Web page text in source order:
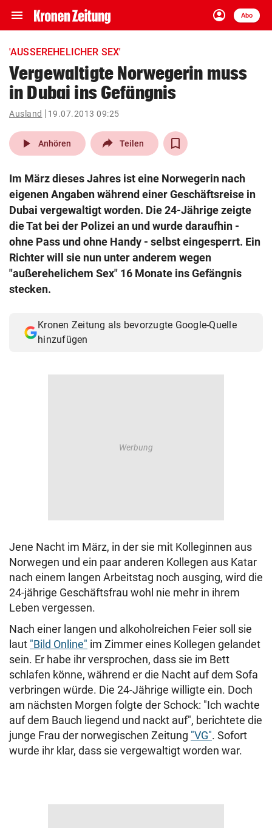
menu Navigation
ein-/ausklappen
account_circle
Anmelden
Abo
close Schließen
account_circle Anmelden
pin_drop
Wien arrow_right
search
Suchbegriff
eingeben
© Krone Multimedia GmbH & Co KG 2026
'AUSSEREHELICHER SEX'
Vergewaltigte Norwegerin muss
in Dubai ins Gefängnis
Ausland 19.07.2013 09:25
play_arrow Anhören Teilen
Im März dieses Jahres ist eine Norwegerin nach
eigenen Angaben während einer Geschäftsreise in
Dubai vergewaltigt worden. Die 24-Jährige zeigte
die Tat bei der Polizei an und wurde daraufhin -
ohne Pass und ohne Handy - selbst eingesperrt. Ein
Richter will sie nun unter anderem wegen
"außerehelichem Sex" 16 Monate ins Gefängnis
stecken.
Kronen Zeitung als bevorzugte Google-Quelle
hinzufügen
Jene Nacht im März, in der sie mit Kolleginnen aus
Norwegen und ein paar anderen Kollegen aus Katar
nach einem langen Arbeitstag noch ausging, wird die
24-jährige Geschäftsfrau wohl nie mehr in ihrem
Leben vergessen.
Nach einer langen und alkoholreichen Feier soll sie
laut "Bild Online" im Zimmer eines Kollegen gelandet
sein. Er habe ihr versprochen, dass sie im Bett
schlafen könne, während er die Nacht auf dem Sofa
verbringen würde. Die 24-Jährige willigte ein. Doch
am nächsten Morgen folgte der Schock: "Ich wachte
auf dem Bauch liegend und nackt auf", berichtete die
junge Frau der norwegischen Zeitung "VG". Sofort
wurde ihr klar, dass sie vergewaltigt worden war.